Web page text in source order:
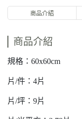
商品介紹
商品介紹
規格：60x60cm
片/件：4片
片/坪：9片